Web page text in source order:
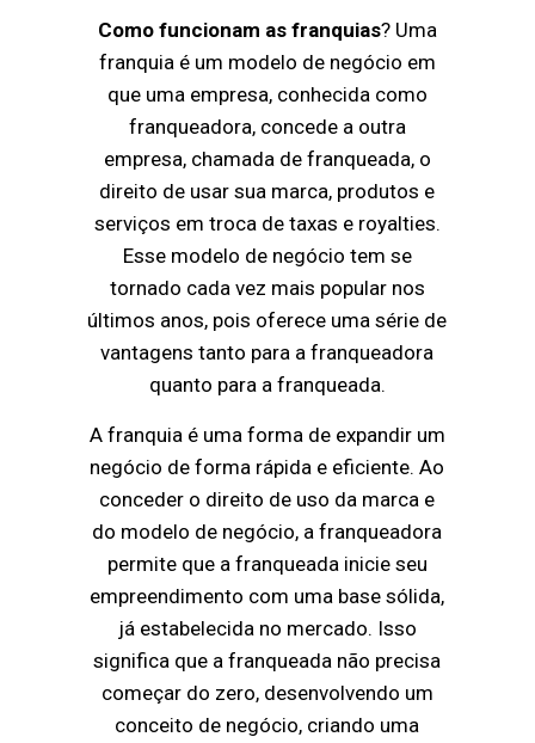
Como funcionam as franquias? Uma
franquia é um modelo de negócio em
que uma empresa, conhecida como
franqueadora, concede a outra
empresa, chamada de franqueada, o
direito de usar sua marca, produtos e
serviços em troca de taxas e royalties.
Esse modelo de negócio tem se
tornado cada vez mais popular nos
últimos anos, pois oferece uma série de
vantagens tanto para a franqueadora
quanto para a franqueada.
A franquia é uma forma de expandir um
negócio de forma rápida e eficiente. Ao
conceder o direito de uso da marca e
do modelo de negócio, a franqueadora
permite que a franqueada inicie seu
empreendimento com uma base sólida,
já estabelecida no mercado. Isso
significa que a franqueada não precisa
começar do zero, desenvolvendo um
conceito de negócio, criando uma